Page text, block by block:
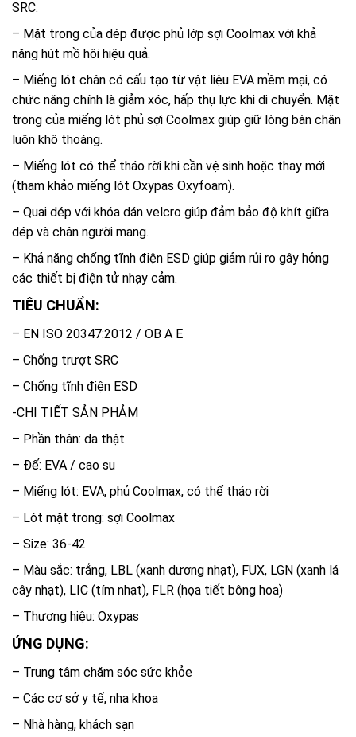
SRC.
– Mặt trong của dép được phủ lớp sợi Coolmax với khả
năng hút mồ hôi hiệu quả.
– Miếng lót chân có cấu tạo từ vật liệu EVA mềm mại, có
chức năng chính là giảm xóc, hấp thụ lực khi di chuyển. Mặt
trong của miếng lót phủ sợi Coolmax giúp giữ lòng bàn chân
luôn khô thoáng.
– Miếng lót có thể tháo rời khi cần vệ sinh hoặc thay mới
(tham khảo miếng lót Oxypas Oxyfoam).
– Quai dép với khóa dán velcro giúp đảm bảo độ khít giữa
dép và chân người mang.
– Khả năng chống tĩnh điện ESD giúp giảm rủi ro gây hỏng
các thiết bị điện tử nhạy cảm.
TIÊU CHUẨN:
– EN ISO 20347:2012 / OB A E
– Chống trượt SRC
– Chống tĩnh điện ESD
-CHI TIẾT SẢN PHẢM
– Phần thân: da thật
– Đế: EVA / cao su
– Miếng lót: EVA, phủ Coolmax, có thể tháo rời
– Lót mặt trong: sợi Coolmax
– Size: 36-42
– Màu sắc: trắng, LBL (xanh dương nhạt), FUX, LGN (xanh lá
cây nhạt), LIC (tím nhạt), FLR (họa tiết bông hoa)
– Thương hiệu: Oxypas
ỨNG DỤNG:
– Trung tâm chăm sóc sức khỏe
– Các cơ sở y tế, nha khoa
– Nhà hàng, khách sạn